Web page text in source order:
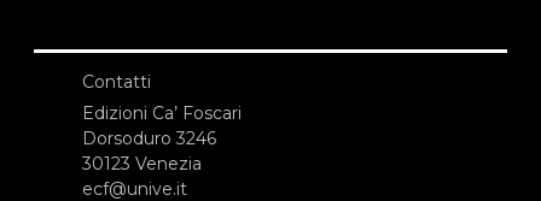
Contatti
Edizioni Ca’ Foscari
Dorsoduro 3246
30123 Venezia
ecf@unive.it